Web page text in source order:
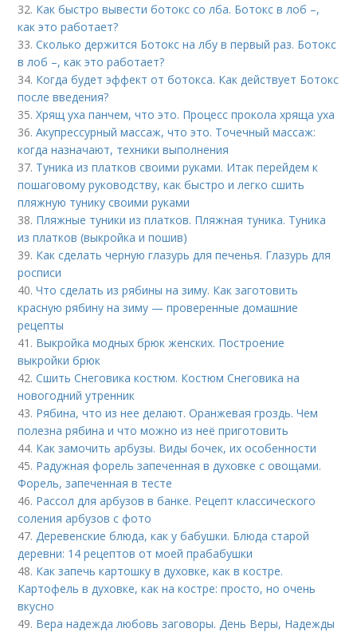
32. Как быстро вывести ботокс со лба. Ботокс в лоб –,
как это работает?
33.Сколько держится Ботокс на лбу в первый раз. Ботокс
в лоб –, как это работает?
34. Когда будет эффект от ботокса. Как действует Ботокс
после введения?
35.Хрящ уха панчем, что это. Процесс прокола хряща уха
36.Акупрессурный массаж, что это. Точечный массаж:
когда назначают, техники выполнения
37. Туника из платков своими руками. Итак перейдем к
пошаговому руководству, как быстро и легко сшить
пляжную тунику своими руками
38. Пляжные туники из платков. Пляжная туника. Туника
из платков (выкройка и пошив)
39. Как сделать черную глазурь для печенья. Глазурь для
росписи
40.Что сделать из рябины на зиму. Как заготовить
красную рябину на зиму — проверенные домашние
рецепты
41. Выкройка модных брюк женских. Построение
выкройки брюк
42.Сшить Снеговика костюм. Костюм Снеговика на
новогодний утренник
43. Рябина, что из нее делают. Оранжевая гроздь. Чем
полезна рябина и что можно из неё приготовить
44. Как замочить арбузы. Виды бочек, их особенности
45. Радужная форель запеченная в духовке с овощами.
Форель, запеченная в тесте
46. Рассол для арбузов в банке. Рецепт классического
соления арбузов с фото
47. Деревенские блюда, как у бабушки. Блюда старой
деревни: 14 рецептов от моей прабабушки
48. Как запечь картошку в духовке, как в костре.
Картофель в духовке, как на костре: просто, но очень
вкусно
49. Вера надежда любовь заговоры. День Веры, Надежды